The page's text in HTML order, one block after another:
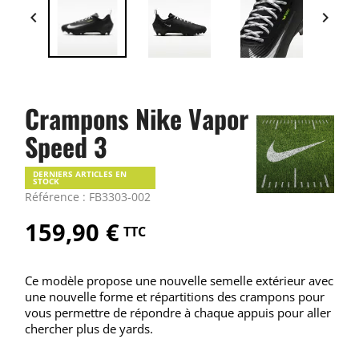
 
Crampons Nike Vapor
Speed 3
Référence : FB3303-002
DERNIERS ARTICLES EN
STOCK
159,90 € TTC
Ce modèle propose une nouvelle semelle extérieur avec
une nouvelle forme et répartitions des crampons pour
vous permettre de répondre à chaque appuis pour aller
chercher plus de yards.